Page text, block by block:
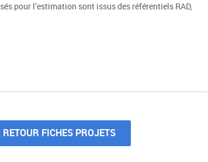
pour l’estimation sont issus des référentiels RAD,
RETOUR FICHES PROJETS